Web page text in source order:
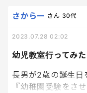
幼児教室行ってみた
さからー さん 30代
2023.07.28 02:02
長男が2歳の誕生日
『幼稚園受験をさ